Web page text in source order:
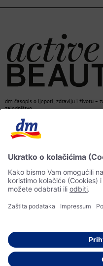
dm časopis o ljepoti, zdravlju i životu –
zajedništvo.
© 2026 dm-drogerie markt d.o.o.